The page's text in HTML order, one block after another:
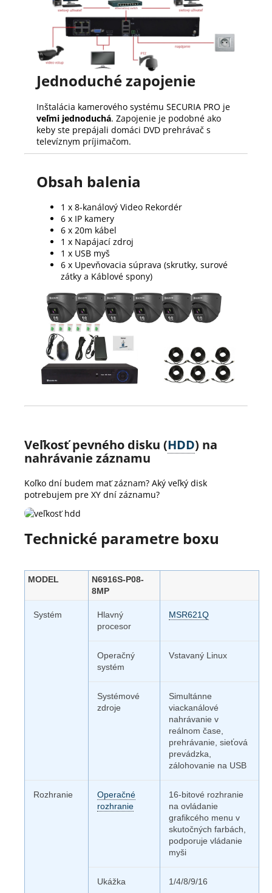
Jednoduché zapojenie
Inštalácia kamerového systému SECURIA PRO je
veľmi jednoduchá. Zapojenie je podobné ako
keby ste prepájali domáci DVD prehrávač s
televíznym príjimačom.
Obsah balenia
1 x 8-kanálový Video Rekordér
6 x IP kamery
6 x 20m kábel
1 x Napájací zdroj
1 x USB myš
6 x Upevňovacia súprava (skrutky, surové
zátky a Káblové spony)
Veľkosť pevného disku (HDD) na
nahrávanie záznamu
Koľko dní budem mať záznam? Aký veľký disk
potrebujem pre XY dní záznamu?
Technické parametre boxu
MODEL
N6916S-P08-
8MP
Systém
Hlavný
procesor
MSR621Q
Operačný
systém
Vstavaný Linux
Systémové
zdroje
Simultánne
viackanálové
nahrávanie v
reálnom čase,
prehrávanie, sieťová
prevádzka,
zálohovanie na USB
Rozhranie
Operačné
rozhranie
16-bitové rozhranie
na ovládanie
grafikcého menu v
skutočných farbách,
podporuje vládanie
myši
Ukážka 1/4/8/9/16